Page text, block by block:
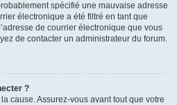
spécifié une mauvaise adresse
électronique a été filtré en tant que
de courrier électronique que vous
de contacter un administrateur du forum.
?
cause. Assurez-vous avant tout que votre